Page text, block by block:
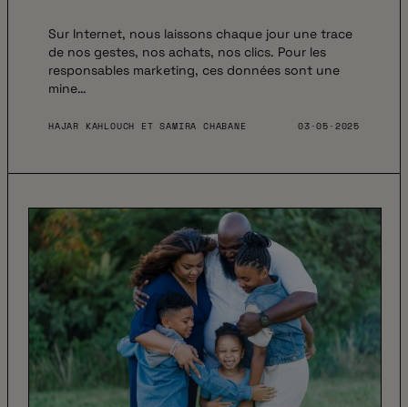
Sur Internet, nous laissons chaque jour une trace
de nos gestes, nos achats, nos clics. Pour les
responsables marketing, ces données sont une
mine…
HAJAR KAHLOUCH ET SAMIRA CHABANE 03·05·2025